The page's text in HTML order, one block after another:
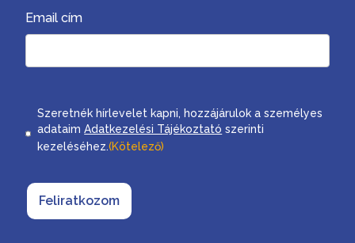
Email cím
Consent
Szeretnék hírlevelet kapni, hozzájárulok a személyes
adataimAdatkezelési Tájékoztató szerinti
kezeléséhez.(Kötelező)
Feliratkozom